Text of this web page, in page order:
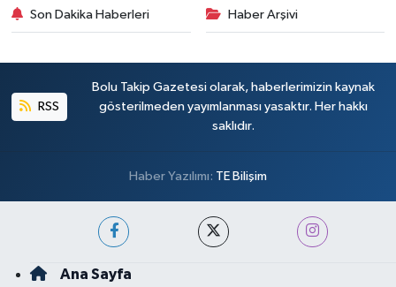
Son Dakika Haberleri Haber Arşivi
RSS
Bolu Takip Gazetesi olarak, haberlerimizin kaynak
gösterilmeden yayımlanması yasaktır. Her hakkı
saklıdır.
Haber Yazılımı: TE Bilişim
Ana Sayfa